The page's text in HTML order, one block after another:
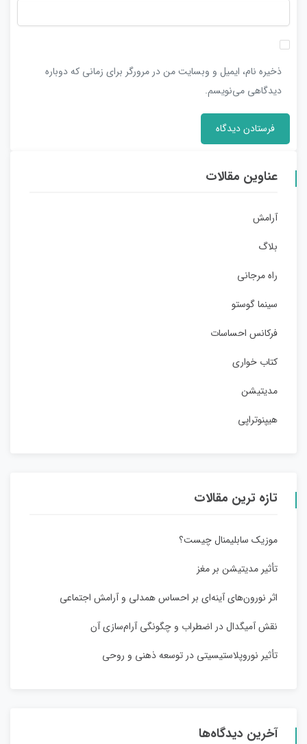
ذخیره نام، ایمیل و وبسایت من در مرورگر برای زمانی که دوباره
دیدگاهی می‌نویسم.
عناوین مقالات
آرامش
بلاگ
راه مرجانی
سینما گوستو
فرکانس احساسات
کتاب خواری
مدیتیشن
هیپنوتراپی
تازه ترین مقالات
موزیک سابلیمنال چیست؟
تأثیر مدیتیشن بر مغز
اثر نورون‌های آینه‌ای بر احساس همدلی و آرامش اجتماعی
نقش آمیگدال در اضطراب و چگونگی آرام‌سازی آن
تأثیر نوروپلاستیسیتی در توسعه ذهنی و روحی
آخرین دیدگاه‌ها